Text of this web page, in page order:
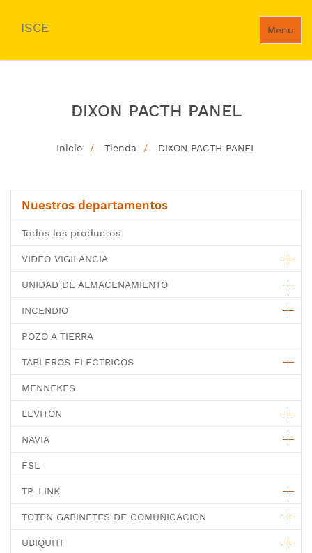
Menu
ISCE
DIXON PACTH PANEL
Inicio Tienda DIXON PACTH PANEL
Nuestros departamentos
Todos los productos
VIDEO VIGILANCIA
UNIDAD DE ALMACENAMIENTO
INCENDIO
POZO A TIERRA
TABLEROS ELECTRICOS
MENNEKES
LEVITON
NAVIA
FSL
TP-LINK
TOTEN GABINETES DE COMUNICACION
UBIQUITI